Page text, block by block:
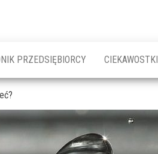
PRZEDSIĘBIORCY CIEKAWOSTKI